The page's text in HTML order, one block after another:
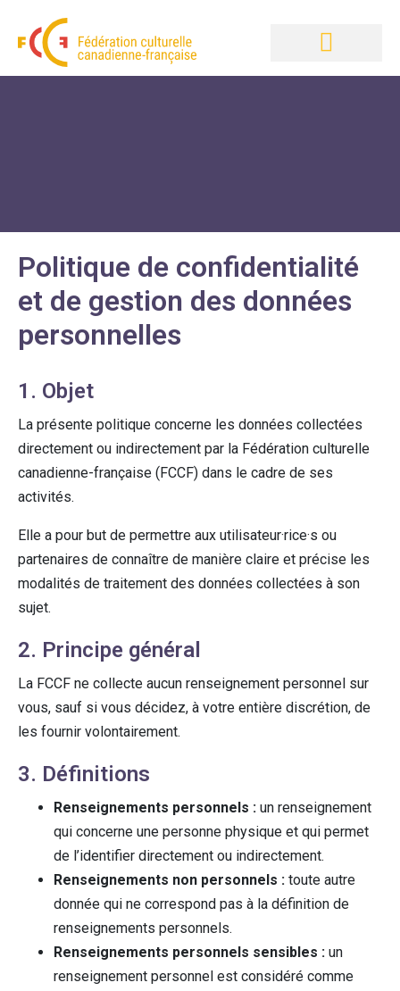
Politique de confidentialité
et de gestion des données
personnelles
1. Objet
La présente politique concerne les données collectées
directement ou indirectement par la Fédération culturelle
canadienne-française (FCCF) dans le cadre de ses
activités.
Elle a pour but de permettre aux utilisateur·rice·s ou
partenaires de connaître de manière claire et précise les
modalités de traitement des données collectées à son
sujet.
2. Principe général
La FCCF ne collecte aucun renseignement personnel sur
vous, sauf si vous décidez, à votre entière discrétion, de
les fournir volontairement.
3. Définitions
Renseignements personnels : un renseignement
qui concerne une personne physique et qui permet
de l’identifier directement ou indirectement.
Renseignements non personnels : toute autre
donnée qui ne correspond pas à la définition de
renseignements personnels.
Renseignements personnels sensibles : un
renseignement personnel est considéré comme